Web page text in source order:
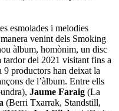
esmolades i melodies
venint dels Smoking
àlbum, homònim, un disc
tardor del 2021 visitant fins a
9 productors han deixat la
de l’àlbum. Entre ells
Jaume Faraig (La
(Berri Txarrak, Standstill,